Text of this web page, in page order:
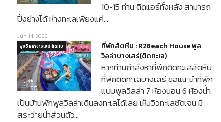
10-15 ท่าน ติดแอร์ทั้งหลัง สามารถ
ปิ้งย่างได้ ห่างทะเลเพียงแค่…
Jun 14, 2022
ที่พักสัตหีบ : R2Beach House พูล
วิลล่าบางเสร่(ติดทะเล)
หากท่านกำลังหาที่พักติดทะเลสัตหีบ
ที่พักติดทะเลบางเสร่ ขอแนะนำที่พัก
แบบพูลวิลล่า 7 ห้องนอน 6 ห้องน้ำ
เป็นบ้านพักพูลวิลล่าเดินลงทะเลได้เลย เห็นวิวทะเลชัดเจน มี
สระว่ายน้ำส่วนตัว…
พูลวิลล่าบางเสร่ สัตหีบ